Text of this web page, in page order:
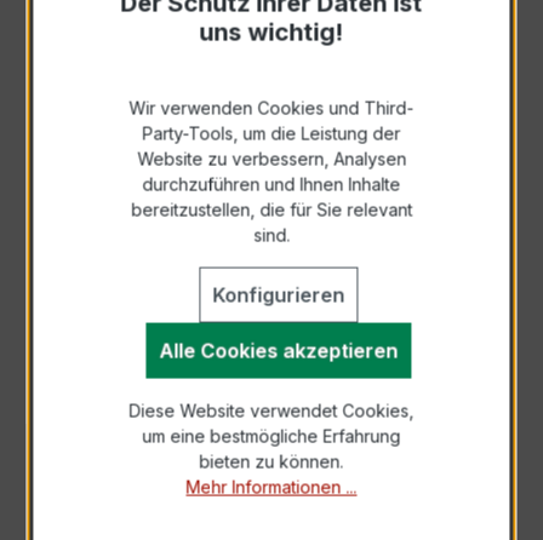
Zur Sammelanfrage hinzufügen
Anfrage telefonisch
Als PDF exportieren
Der EASKD 31.8 3x200/5A 10VA Kl.0,2 ist ein
uns wichtig!
Wir verwenden Cookies und Third-
Party-Tools, um die Leistung der
Website zu verbessern, Analysen
durchzuführen und Ihnen Inhalte
bereitzustellen, die für Sie relevant
sind.
Konfigurieren
Alle Cookies akzeptieren
Diese Website verwendet Cookies,
um eine bestmögliche Erfahrung
bieten zu können.
Mehr Informationen ...